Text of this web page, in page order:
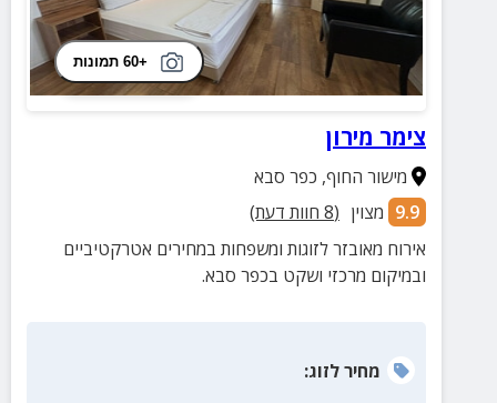
+60 תמונות
צימר מירון
מישור החוף, כפר סבא
9.9 מצוין (
8 חוות דעת)
אירוח מאובזר לזוגות ומשפחות במחירים אטרקטיביים
ובמיקום מרכזי ושקט בכפר סבא.
מחירלזוג: